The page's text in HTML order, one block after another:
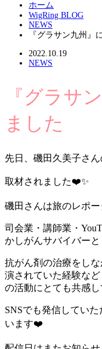
ホーム
WigRing BLOG
NEWS
『グラサン九州』
2022.10.19
NEWS
『グラサ
ました
先日、磯田久美子さ
取材されました❤️✨
磯田さんは旅のレポ
司会業・講師業・
かしがんサバイバー
抗がん剤の治療をし
演されていた経験な
の活動にとても共感
SNSでも発信してい
います❤️